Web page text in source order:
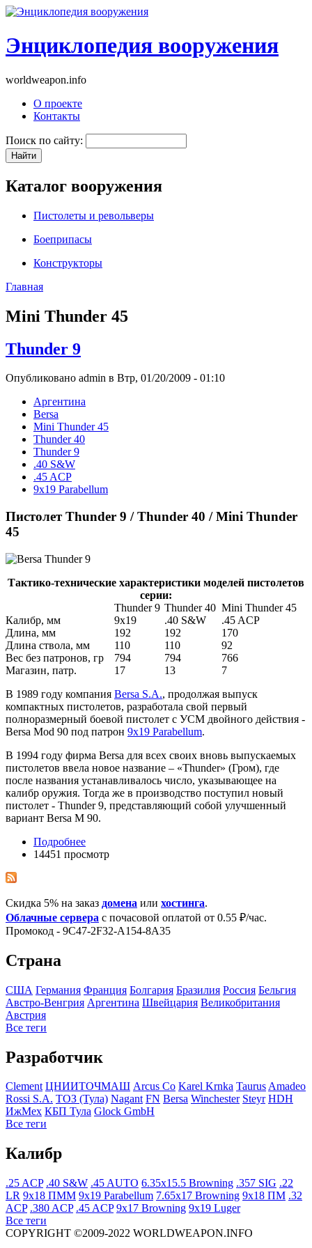
Энциклопедия вооружения
worldweapon.info
О проекте
Контакты
Поиск по сайту:
Каталог вооружения
Пистолеты и револьверы
Боеприпасы
Конструкторы
Главная
Mini Thunder 45
Thunder 9
Опубликовано admin в Втр, 01/20/2009 - 01:10
Аргентина
Bersa
Mini Thunder 45
Thunder 40
Thunder 9
.40 S&W
.45 ACP
9x19 Parabellum
Пистолет Thunder 9 / Thunder 40 / Mini Thunder
45
Тактико-технические характеристики моделей пистолетов
серии:
Thunder 9 Thunder 40 Mini Thunder 45
Калибр, мм
9х19 .40 S&W
.45 ACP
Длина, мм
192 192
170
Длина ствола, мм
110 110
92
Вес без патронов, гр
794 794
766
Магазин, патр.
17 13
7
В 1989 году компания Bersa S.A., продолжая выпуск
компактных пистолетов, разработала свой первый
полноразмерный боевой пистолет с УСМ двойного действия -
Bersa Mod 90 под патрон 9x19 Parabellum.
В 1994 году фирма Bersa для всех своих вновь выпускаемых
пистолетов ввела новое название – «Thunder» (Гром), где
после названия устанавливалось число, указывающее на
калибр оружия. Тогда же в производство поступил новый
пистолет - Thunder 9, представляющий собой улучшенный
вариант Bersa M 90.
Подробнее
14451 просмотр
Скидка 5% на заказ домена или хостинга.
Облачные сервера с почасовой оплатой от 0.55 ₽/час.
Промокод - 9C47-2F32-A154-8A35
Страна
США Германия Франция Болгария Бразилия Росcия Бельгия
Австро-Венгрия Аргентина Швейцария Великобритания
Австрия
Все теги
Разработчик
Clement ЦНИИТОЧМАШ Arcus Co Karel Krnka TaurusAmadeo
Rossi S.A. ТОЗ (Тула) Nagant FN Bersa Winchester Steyr HDH
ИжМех КБП Тула Glock GmbH
Все теги
Калибр
.25 ACP .40 S&W .45 AUTO 6.35x15.5 Browning .357 SIG .22
LR 9x18 ПММ 9x19 Parabellum 7.65x17 Browning 9x18 ПМ .32
ACP .380 ACP .45 ACP 9x17 Browning 9x19 Luger
Все теги
COPYRIGHT ©2009-2022 WORLDWEAPON.INFO